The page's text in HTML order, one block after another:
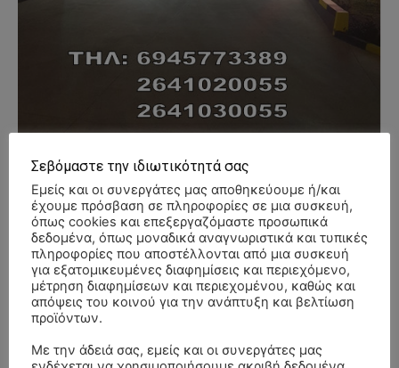
- Advertisment -
Σεβόμαστε την ιδιωτικότητά σας
Εμείς και οι συνεργάτες μας αποθηκεύουμε ή/και
έχουμε πρόσβαση σε πληροφορίες σε μια συσκευή,
όπως cookies και επεξεργαζόμαστε προσωπικά
δεδομένα, όπως μοναδικά αναγνωριστικά και τυπικές
πληροφορίες που αποστέλλονται από μια συσκευή
για εξατομικευμένες διαφημίσεις και περιεχόμενο,
μέτρηση διαφημίσεων και περιεχομένου, καθώς και
απόψεις του κοινού για την ανάπτυξη και βελτίωση
προϊόντων.
Με την άδειά σας, εμείς και οι συνεργάτες μας